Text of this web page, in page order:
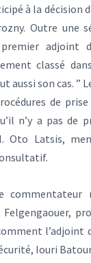
à la décision
Outre une
adjoint
classé
aussi son cas. ”
de
n’y a pas de
Oto Latsis,
Felgengaouer,
l’adjoint
Iouri